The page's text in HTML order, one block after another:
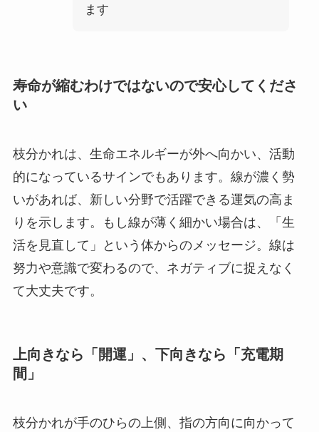
ます
寿命が縮むわけではないので安心してくださ
い
枝分かれは、生命エネルギーが外へ向かい、活動
的になっているサインでもあります。線が濃く勢
いがあれば、新しい分野で活躍できる運気の高ま
りを示します。もし線が薄く細かい場合は、「生
活を見直して」という体からのメッセージ。線は
努力や意識で変わるので、ネガティブに捉えなく
て大丈夫です。
上向きなら「開運」、下向きなら「充電期
間」
枝分かれが手のひらの上側、指の方向に向かって